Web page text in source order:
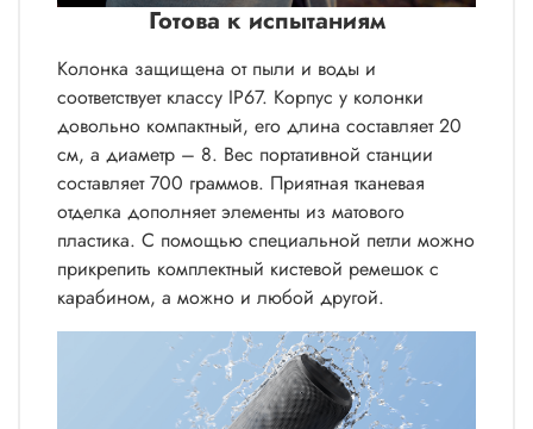
Готова к испытаниям
Колонка защищена от пыли и воды и
соответствует классу IP67. Корпус у колонки
довольно компактный, его длина составляет 20
см, а диаметр – 8. Вес портативной станции
составляет 700 граммов. Приятная тканевая
отделка дополняет элементы из матового
пластика. С помощью специальной петли можно
прикрепить комплектный кистевой ремешок с
карабином, а можно и любой другой.